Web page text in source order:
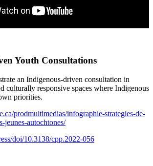
Youth Consultations
an Indigenous-driven consultation in
culturally responsive spaces where Indigenous
priorities.
prodmultimedias/infographie-strategies-de-
jeunes-autochtones/
doi/10.3138/cpp.2022-056